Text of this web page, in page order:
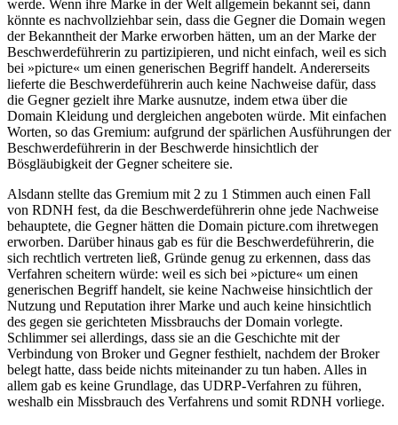
werde. Wenn ihre Marke in der Welt allgemein bekannt sei, dann
könnte es nachvollziehbar sein, dass die Gegner die Domain wegen
der Bekanntheit der Marke erworben hätten, um an der Marke der
Beschwerdeführerin zu partizipieren, und nicht einfach, weil es sich
bei »picture« um einen generischen Begriff handelt. Andererseits
lieferte die Beschwerdeführerin auch keine Nachweise dafür, dass
die Gegner gezielt ihre Marke ausnutze, indem etwa über die
Domain Kleidung und dergleichen angeboten würde. Mit einfachen
Worten, so das Gremium: aufgrund der spärlichen Ausführungen der
Beschwerdeführerin in der Beschwerde hinsichtlich der
Bösgläubigkeit der Gegner scheitere sie.
Alsdann stellte das Gremium mit 2 zu 1 Stimmen auch einen Fall
von RDNH fest, da die Beschwerdeführerin ohne jede Nachweise
behauptete, die Gegner hätten die Domain picture.com ihretwegen
erworben. Darüber hinaus gab es für die Beschwerdeführerin, die
sich rechtlich vertreten ließ, Gründe genug zu erkennen, dass das
Verfahren scheitern würde: weil es sich bei »picture« um einen
generischen Begriff handelt, sie keine Nachweise hinsichtlich der
Nutzung und Reputation ihrer Marke und auch keine hinsichtlich
des gegen sie gerichteten Missbrauchs der Domain vorlegte.
Schlimmer sei allerdings, dass sie an die Geschichte mit der
Verbindung von Broker und Gegner festhielt, nachdem der Broker
belegt hatte, dass beide nichts miteinander zu tun haben. Alles in
allem gab es keine Grundlage, das UDRP-Verfahren zu führen,
weshalb ein Missbrauch des Verfahrens und somit RDNH vorliege.